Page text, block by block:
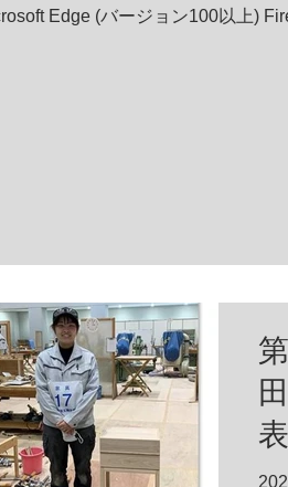
Edge (バージョン100以上)